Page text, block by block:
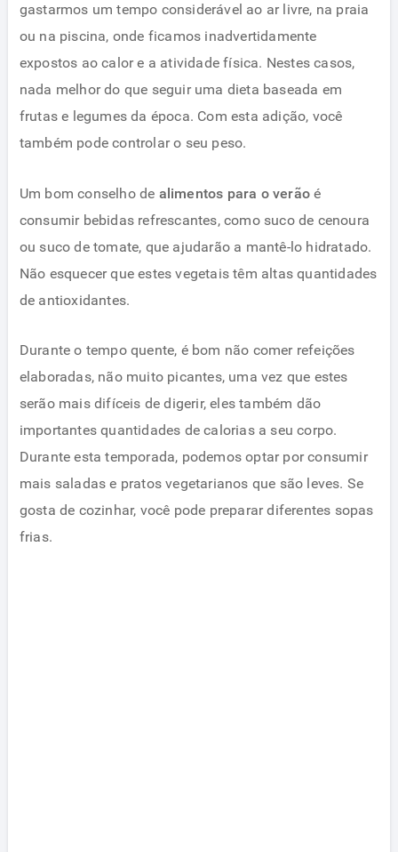
gastarmos um tempo considerável ao ar livre, na praia
ou na piscina, onde ficamos inadvertidamente
expostos ao calor e a atividade física. Nestes casos,
nada melhor do que seguir uma dieta baseada em
frutas e legumes da época. Com esta adição, você
também pode controlar o seu peso.
Um bom conselho de alimentos para o verãoé
consumir bebidas refrescantes, como suco de cenoura
ou suco de tomate, que ajudarão a mantê-lo hidratado.
Não esquecer que estes vegetais têm altas quantidades
de antioxidantes.
Durante o tempo quente, é bom não comer refeições
elaboradas, não muito picantes, uma vez que estes
serão mais difíceis de digerir, eles também dão
importantes quantidades de calorias a seu corpo.
Durante esta temporada, podemos optar por consumir
mais saladas e pratos vegetarianos que são leves. Se
gosta de cozinhar, você pode preparar diferentes sopas
frias.